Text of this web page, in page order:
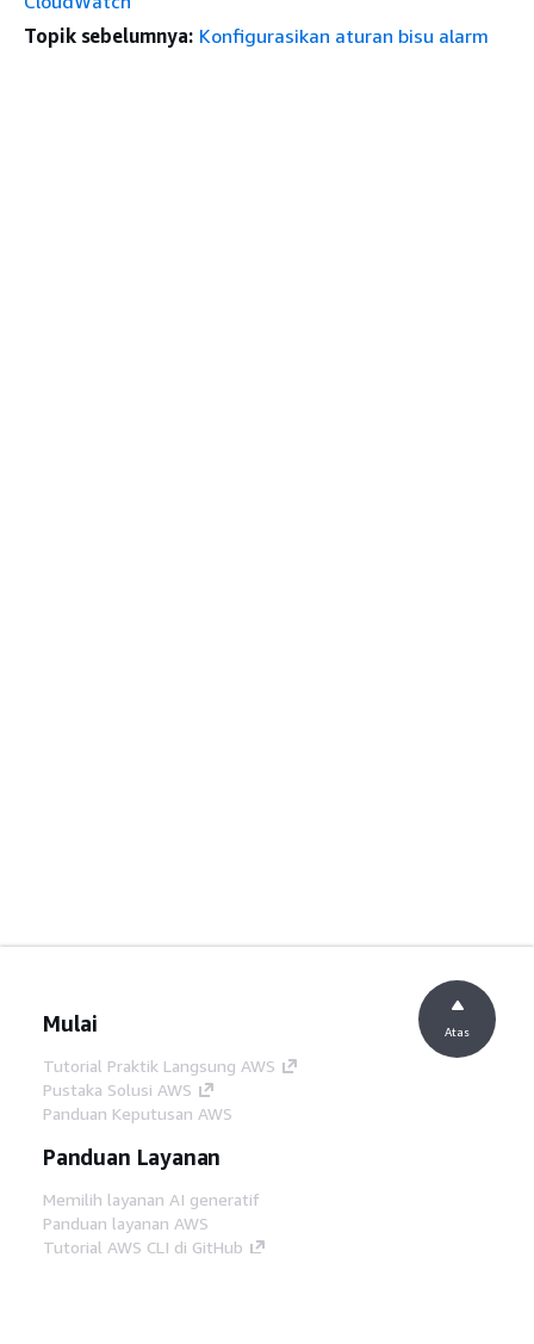
Topik sebelumnya: Konfigurasikan aturan bisu alarm
Mulai
Tutorial Praktik Langsung AWS
Pustaka Solusi AWS
Panduan Keputusan AWS
Panduan Layanan
Memilih layanan AI generatif
Panduan layanan AWS
Tutorial AWS CLI di GitHub
Atas